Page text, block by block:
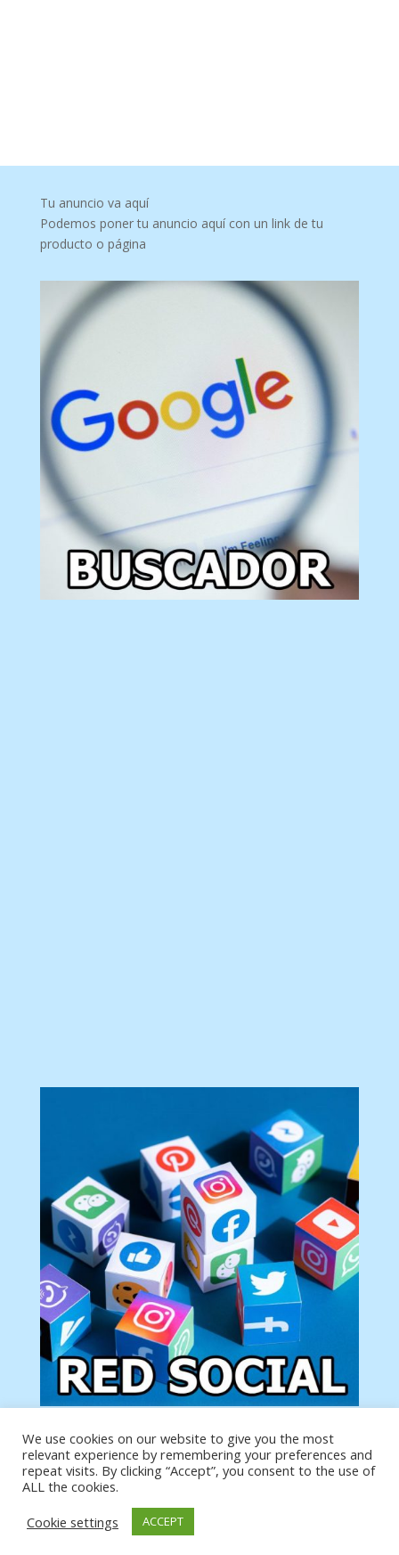
Tu anuncio va aquí
Podemos poner tu anuncio aquí con un link de tu
producto o página
Tu anuncio va aquí
Podemos poner tu anuncio aquí con un link de tu
producto o página
We use cookies on our website to give you the most
relevant experience by remembering your preferences and
repeat visits. By clicking “Accept”, you consent to the use of
ALL the cookies.
Cookie settings
ACCEPT
https://analytics.google.com/analytics/web/?